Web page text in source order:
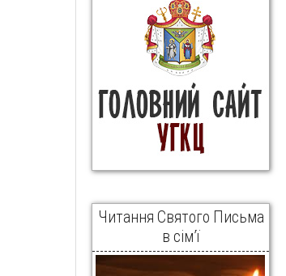
Читання Святого Письма
в сім’ї